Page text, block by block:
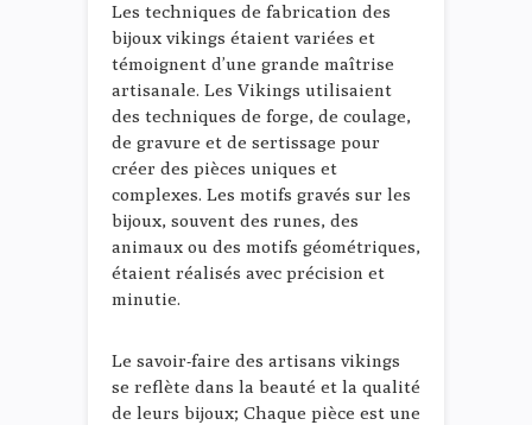
Les techniques de fabrication des
bijoux vikings étaient variées et
témoignent d’une grande maîtrise
artisanale. Les Vikings utilisaient
des techniques de forge, de coulage,
de gravure et de sertissage pour
créer des pièces uniques et
complexes. Les motifs gravés sur les
bijoux, souvent des runes, des
animaux ou des motifs géométriques,
étaient réalisés avec précision et
minutie.
Le savoir-faire des artisans vikings
se reflète dans la beauté et la qualité
de leurs bijoux; Chaque pièce est une